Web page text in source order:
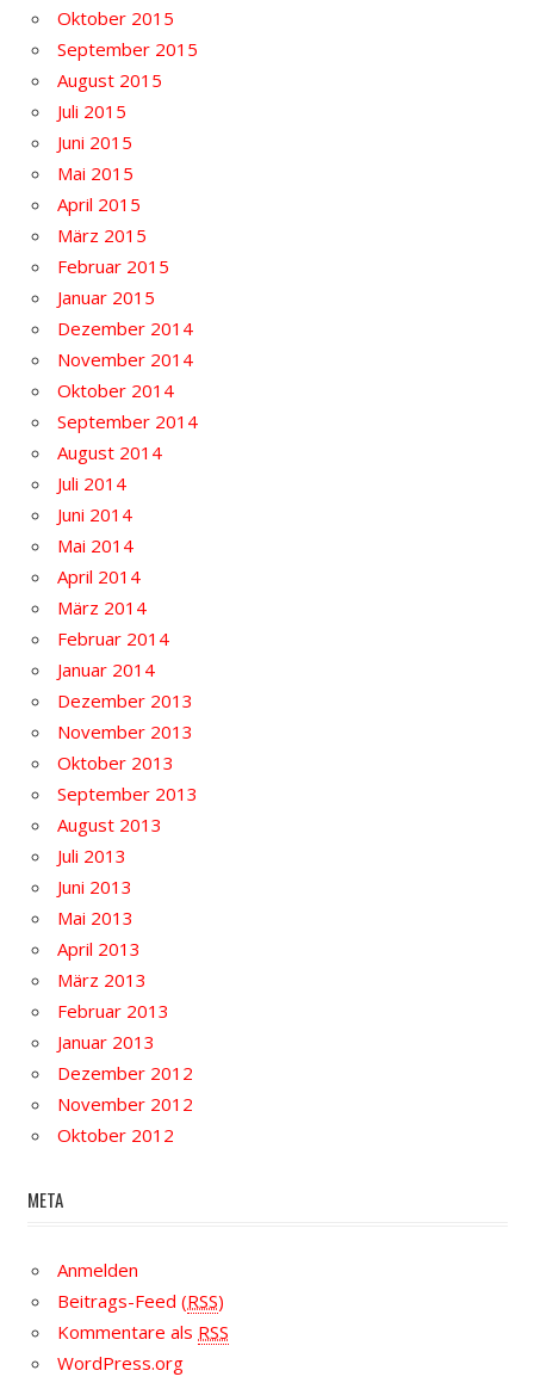
Oktober 2015
September 2015
August 2015
Juli 2015
Juni 2015
Mai 2015
April 2015
März 2015
Februar 2015
Januar 2015
Dezember 2014
November 2014
Oktober 2014
September 2014
August 2014
Juli 2014
Juni 2014
Mai 2014
April 2014
März 2014
Februar 2014
Januar 2014
Dezember 2013
November 2013
Oktober 2013
September 2013
August 2013
Juli 2013
Juni 2013
Mai 2013
April 2013
März 2013
Februar 2013
Januar 2013
Dezember 2012
November 2012
Oktober 2012
META
Anmelden
Beitrags-Feed (RSS)
Kommentare als RSS
WordPress.org